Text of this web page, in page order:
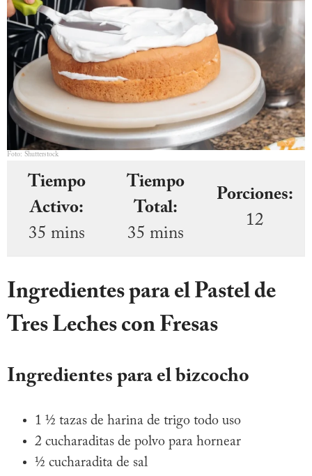
Foto: Shutterstock
Tiempo
Activo:
35 mins
Tiempo
Total:
35 mins
Porciones:
12
Ingredientes para el Pastel de
Tres Leches con Fresas
Ingredientes para el bizcocho
1 ½ tazas de harina de trigo todo uso
2 cucharaditas de polvo para hornear
½ cucharadita de sal